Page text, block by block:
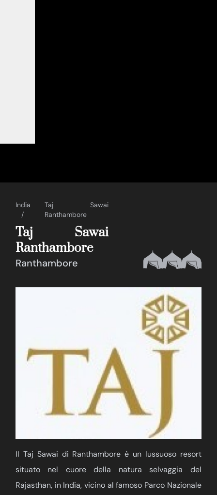
India
Taj Sawai
Ranthambore
Taj Sawai
Ranthambore
Ranthambore
Il Taj Sawai di Ranthambore è un lussuoso resort
situato nel cuore della natura selvaggia del
Rajasthan, in India, vicino al famoso Parco Nazionale